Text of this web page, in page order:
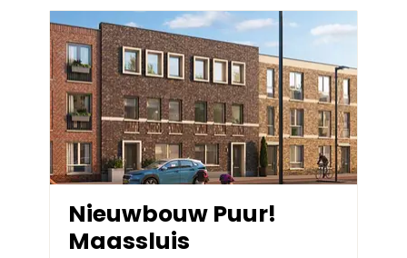
Nieuwbouw Puur!
Maassluis